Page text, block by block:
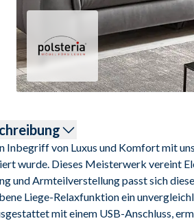
Inbegriff von Luxus und Komfort mit
wurde. Dieses Meisterwerk vereint
und Armteilverstellung passt sich
Liege-Relaxfunktion ein
mit einem USB-Anschluss,